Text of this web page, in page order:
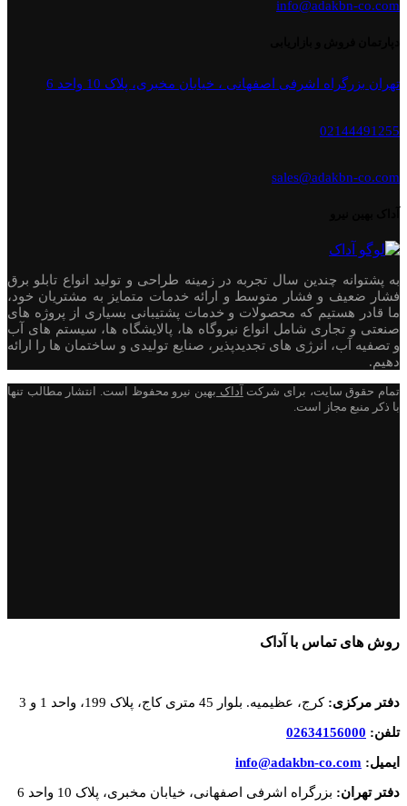
info@adakbn-co.com
تهران بزرگراه اشرفی اصفهانی ، خیابان مخبری، پلاک 10 واحد 6
02144491255
sales@adakbn-co.com
به پشتوانه چندین سال تجربه در زمینه طراحی و تولید انواع تابلو برق
فشار ضعیف و فشار متوسط و ارائه خدمات متمایز به مشتریان خود،
ما قادر هستیم که محصولات و خدمات پشتیبانی بسیاری از پروژه های
صنعتی و تجاری شامل انواع نیروگاه ها، پالایشگاه ها، سیستم های آب
و تصفیه آب، انرژی های تجدیدپذیر، صنایع تولیدی و ساختمان ها را ارائه
دهیم.
تمام حقوق سایت، برای شرکت آداک بهین نیرو محفوظ است. انتشار مطالب تنها
با ذکر منبع مجاز است.
روش های تماس با آداک
دفتر مرکزی: کرج، عظیمیه. بلوار 45 متری کاج، پلاک 199، واحد 1 و 3
تلفن: 02634156000
ایمیل: info@adakbn-co.com
دفتر تهران: بزرگراه اشرفی اصفهانی، خیابان مخبری، پلاک 10 واحد 6